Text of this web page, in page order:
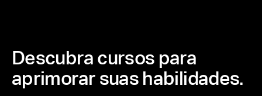
Descubra cursos para
aprimorar suas habilidades.